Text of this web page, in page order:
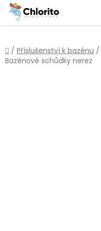
Přejít
obsah
Domů
/ Příslušenství k bazénu /
Bazénové schůdky nerez